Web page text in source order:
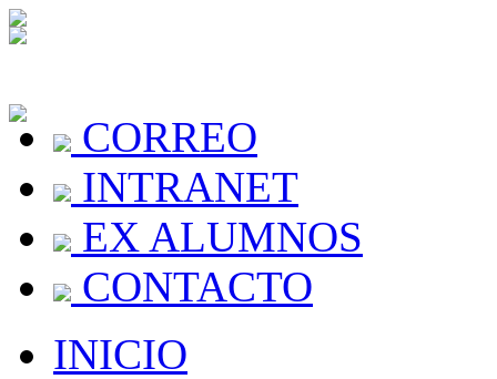
CORREO
INTRANET
EX ALUMNOS
CONTACTO
INICIO